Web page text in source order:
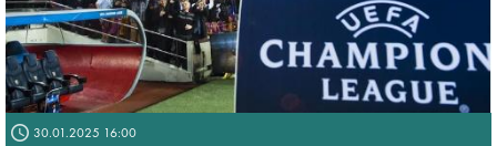
30.01.2025 16:00